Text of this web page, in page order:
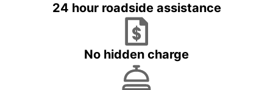
24 hour roadside assistance
No hidden charge